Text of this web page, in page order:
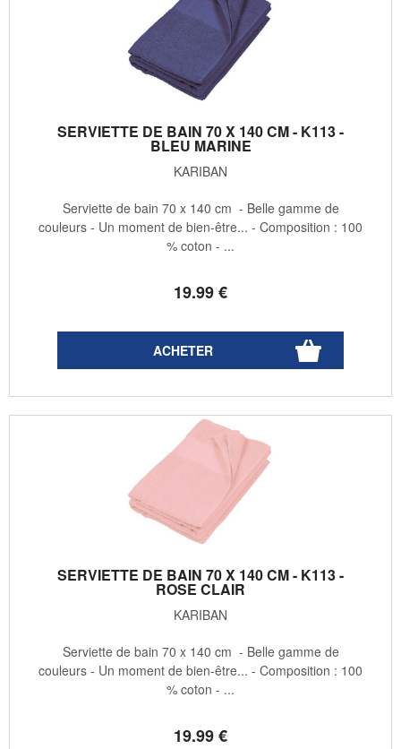
SERVIETTE DE BAIN 70 X 140 CM - K113 -
BLEU MARINE
KARIBAN
19.99€
Serviette de bain 70 x 140 cm - Belle gamme de
couleurs - Un moment de bien-être... - Composition : 100
% coton - ...
SERVIETTE DE BAIN 70 X 140 CM - K113 -
ROSE CLAIR
KARIBAN
19.99€
Serviette de bain 70 x 140 cm - Belle gamme de
couleurs - Un moment de bien-être... - Composition : 100
% coton - ...